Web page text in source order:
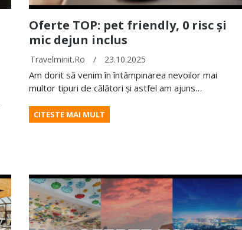
Oferte TOP: pet friendly, 0 risc și
mic dejun inclus
Travelminit.ro / 23.10.2025
Am dorit să venim în întâmpinarea nevoilor mai
multor tipuri de călători și astfel am ajuns…
CITESTE MAI MULT